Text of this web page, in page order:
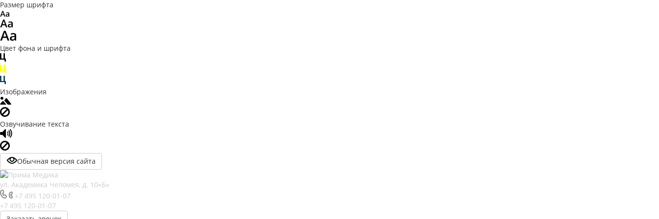
Размер шрифта
Цвет фона и шрифта
Изображения
Озвучивание текста
Обычная версия сайта
ул. Академика Челомея, д. 10«Б»
+7 495 120-01-07
+7 495 120-01-07